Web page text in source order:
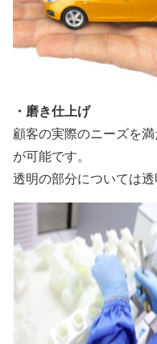
・磨き仕上げ
顧客の実際のニーズを
が可能です。
透明の部分については透